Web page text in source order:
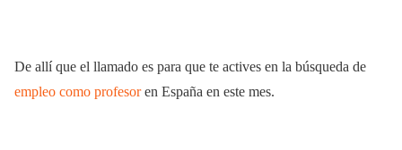
De allí que el llamado es para que te actives en la búsqueda de
empleo como profesoren España en este mes.